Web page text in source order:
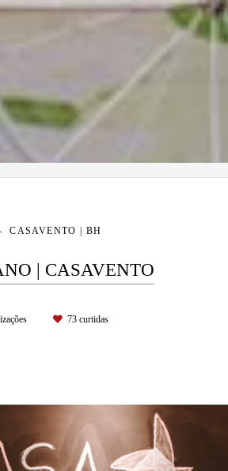
CASAVENTO | BH
| CASAVENTO
73curtidas